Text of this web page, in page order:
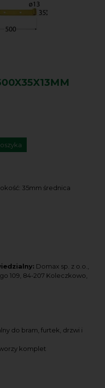
35mm średnica
Domax sp. z o.o.,
109, 84-207 Koleczkowo,
do bram, furtek, drzwi i
komplet